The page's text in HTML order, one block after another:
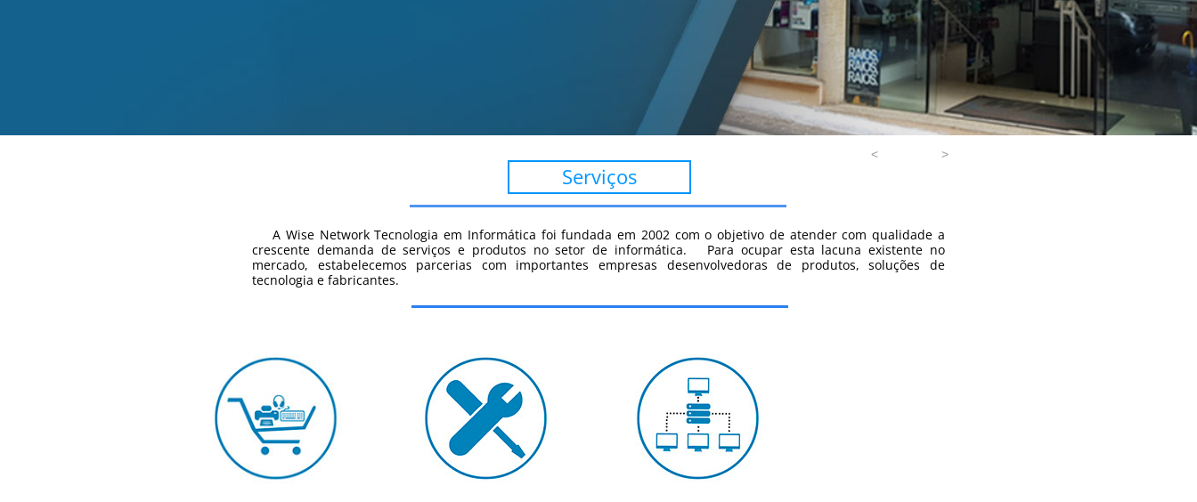
Serviços
< >
A Wise Network Tecnologia em Informática foi fundada em 2002 com o objetivo de atender com qualidade a
crescente demanda de serviços e produtos no setor de informática. Para ocupar esta lacuna existente no
mercado, estabelecemos parcerias com importantes empresas desenvolvedoras de produtos, soluções de
tecnologia e fabricantes.